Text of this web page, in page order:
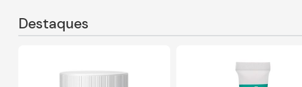
Destaques